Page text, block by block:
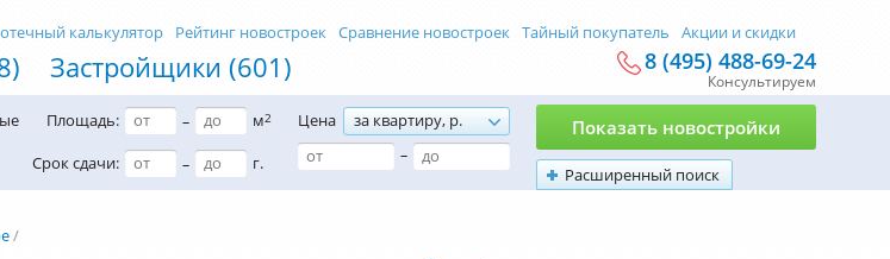
Застройщики (601)
калькулятор Рейтинг новостроек Сравнение новостроек Тайный покупатель Акции и скидки
8 (495) 488-69-24
Консультируем
Площадь: – м2
Срок сдачи: – г.
Цена
за квартиру, р.
–
Расширенный поиск
Показать новостройки